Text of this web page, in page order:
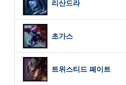
리산드라
초가스
트위스티드 페이트